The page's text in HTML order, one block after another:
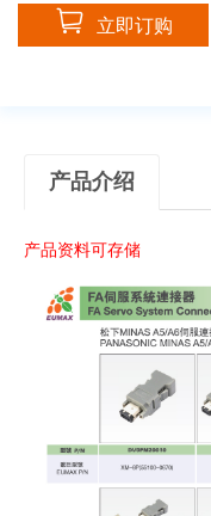
立即订购
产品介绍
产品资料可存储